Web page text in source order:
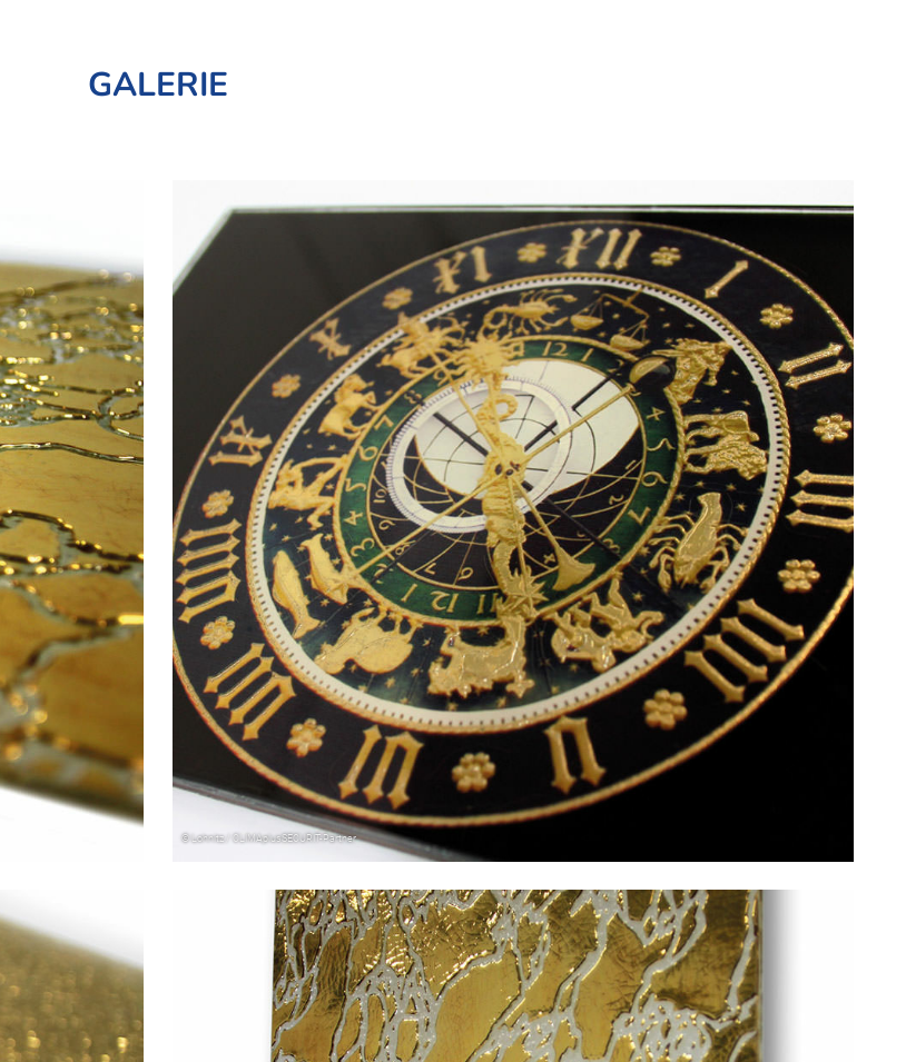
GALERIE